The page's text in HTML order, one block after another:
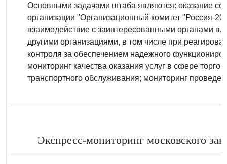
Основными задачами штаба являются: оказание
организации "Организационный комитет "Россия-
взаимодействие с заинтересованными органами
другими организациями, в том числе при
контроля за обеспечением надежного
мониторинг качества оказания услуг в сфере
транспортного обслуживания; мониторинг
Экспресс-мониторинг московского